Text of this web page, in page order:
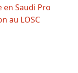
en Saudi Pro
au LOSC